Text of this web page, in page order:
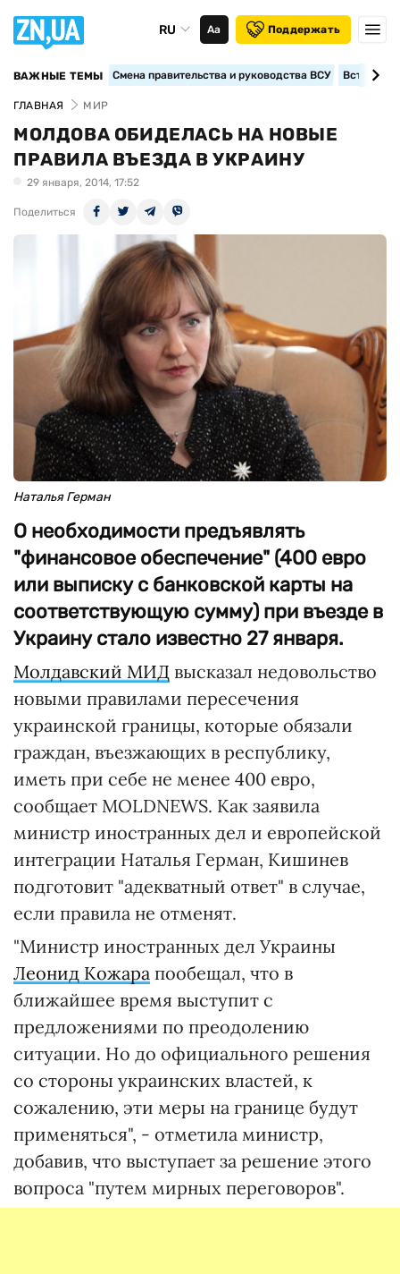
RU Аа Поддержать
ВАЖНЫЕ ТЕМЫ Смена правительства и руководства ВСУ
ГЛАВНАЯ МИР
МОЛДОВА ОБИДЕЛАСЬ НА НОВЫЕ
ПРАВИЛА ВЪЕЗДА В УКРАИНУ
29 января, 2014, 17:52
Поделиться
Наталья Герман
О необходимости предъявлять
"финансовое обеспечение" (400 евро
или выписку с банковской карты на
соответствующую сумму) при въезде в
Украину стало известно 27 января.
Молдавский МИД высказал недовольство
новыми правилами пересечения
украинской границы, которые обязали
граждан, въезжающих в республику,
иметь при себе не менее 400 евро,
сообщает MOLDNEWS. Как заявила
министр иностранных дел и европейской
интеграции Наталья Герман, Кишинев
подготовит "адекватный ответ" в случае,
если правила не отменят.
"Министр иностранных дел Украины
Леонид Кожара пообещал, что в
ближайшее время выступит с
предложениями по преодолению
ситуации. Но до официального решения
со стороны украинских властей, к
сожалению, эти меры на границе будут
применяться", - отметила министр,
добавив, что выступает за решение этого
вопроса "путем мирных переговоров".